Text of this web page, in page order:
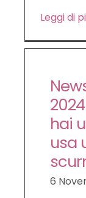
Leggi di
hai
usa
6